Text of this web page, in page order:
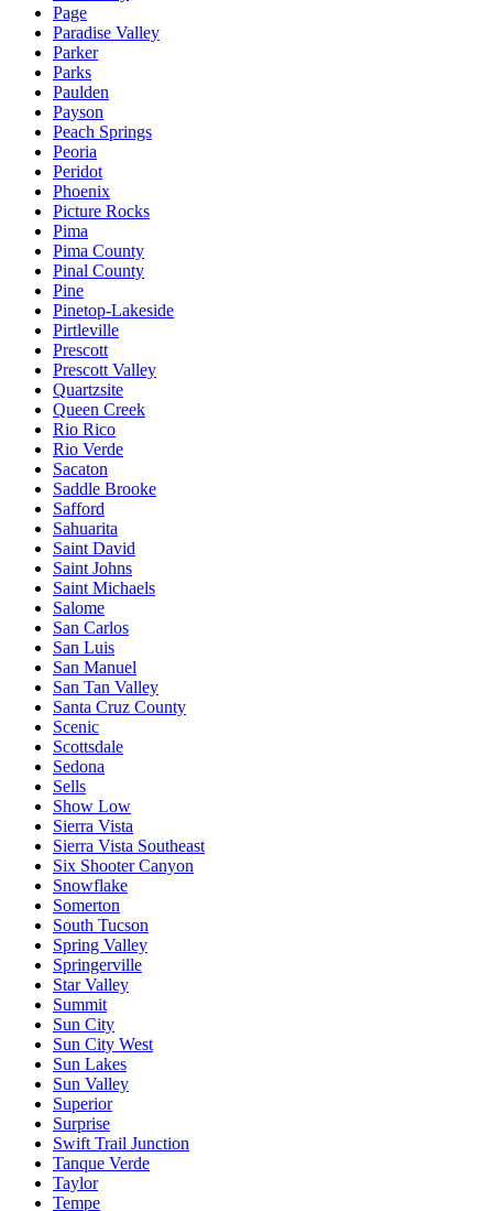
Page
Paradise Valley
Parker
Parks
Paulden
Payson
Peach Springs
Peoria
Peridot
Phoenix
Picture Rocks
Pima
Pima County
Pinal County
Pine
Pinetop-Lakeside
Pirtleville
Prescott
Prescott Valley
Quartzsite
Queen Creek
Rio Rico
Rio Verde
Sacaton
Saddle Brooke
Safford
Sahuarita
Saint David
Saint Johns
Saint Michaels
Salome
San Carlos
San Luis
San Manuel
San Tan Valley
Santa Cruz County
Scenic
Scottsdale
Sedona
Sells
Show Low
Sierra Vista
Sierra Vista Southeast
Six Shooter Canyon
Snowflake
Somerton
South Tucson
Spring Valley
Springerville
Star Valley
Summit
Sun City
Sun City West
Sun Lakes
Sun Valley
Superior
Surprise
Swift Trail Junction
Tanque Verde
Taylor
Tempe